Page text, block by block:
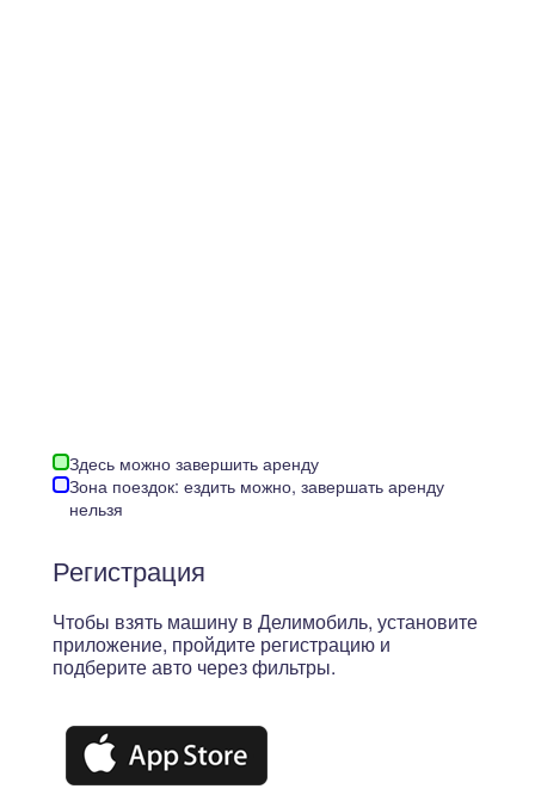
Здесь можно завершить аренду
Зона поездок: ездить можно, завершать аренду
нельзя
Регистрация
Чтобы взять машину в Делимобиль, установите
приложение, пройдите регистрацию и
подберите авто через фильтры.